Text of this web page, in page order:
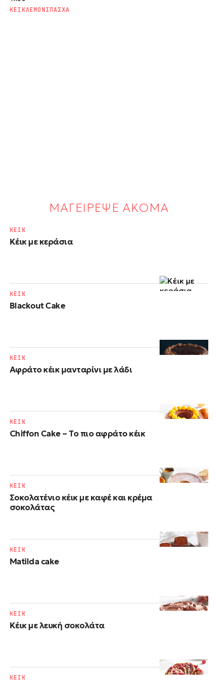
ΚΕΙΚΛΕΜΟΝΙΠΑΣΧΑ
ΜΑΓΕΙΡΕΨΕ ΑΚΟΜΑ
Κέικ με κεράσια
ΚΕΙΚ
Blackout Cake
ΚΕΙΚ
Αφράτο κέικ μανταρίνι με λάδι
ΚΕΙΚ
Chiffon Cake – Το πιο αφράτο κέικ
ΚΕΙΚ
Σοκολατένιο κέικ με καφέ και κρέμα
σοκολάτας
ΚΕΙΚ
Matilda cake
ΚΕΙΚ
Κέικ με λευκή σοκολάτα
ΚΕΙΚ
ΚΕΙΚ